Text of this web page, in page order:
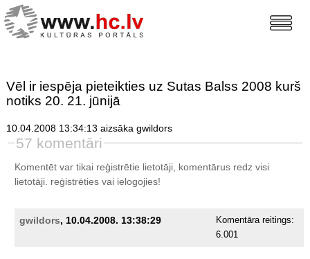
Vēl ir iespēja pieteikties uz Sutas Balss 2008 kurš
notiks 20. 21. jūnijā
10.04.2008 13:34:13 aizsāka gwildors
57 komentāri
Komentēt var tikai reģistrētie lietotāji, komentārus redz visi
lietotāji. reģistrētiesvai ielogojies!
gwildors, 10.04.2008. 13:38:29
Komentāra reitings:
6.001